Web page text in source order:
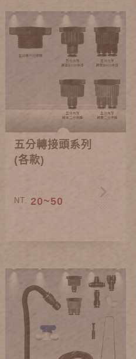
五分轉接頭系列
(各款)
NT. 20~50